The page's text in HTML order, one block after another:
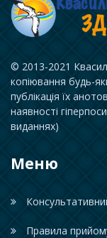
© 2013-2021
копіювання будь-
публікація їх
наявності
виданнях)
Меню
Правила